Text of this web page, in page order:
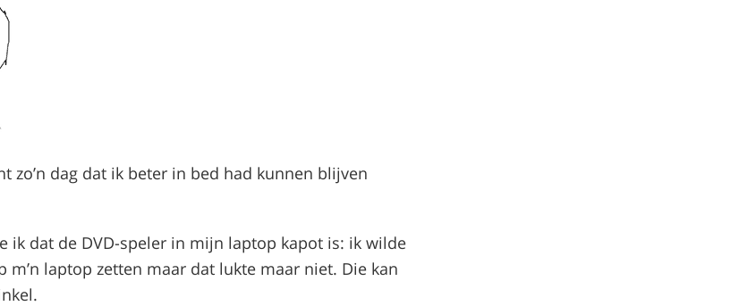
zo’n dag dat ik beter in bed had kunnen blijven
ik dat de DVD-speler in mijn laptop kapot is: ik wilde
m’n laptop zetten maar dat lukte maar niet. Die kan